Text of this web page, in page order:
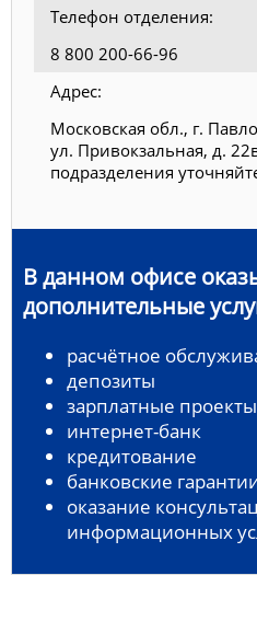
Телефон отделения:
8 800 200-66-96
Адрес:
Московская обл., г.
ул. Привокзальная, д.
подразделения
В данном офисе
дополнительные
расчётное
депозиты
зарплатные проекты
интернет-банк
кредитование
банковские
оказание
информационных